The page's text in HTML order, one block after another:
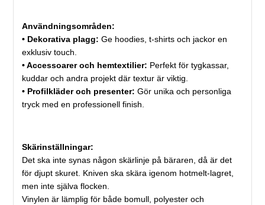
Användningsområden:
• Dekorativa plagg: Ge hoodies, t-shirts och jackor en
exklusiv touch.
• Accessoarer och hemtextilier: Perfekt för tygkassar,
kuddar och andra projekt där textur är viktig.
• Profilkläder och presenter: Gör unika och personliga
tryck med en professionell finish.
Skärinställningar:
Det ska inte synas någon skärlinje på bäraren, då är det
för djupt skuret. Kniven ska skära igenom hotmelt-lagret,
men inte själva flocken.
Vinylen är lämplig för både bomull, polyester och